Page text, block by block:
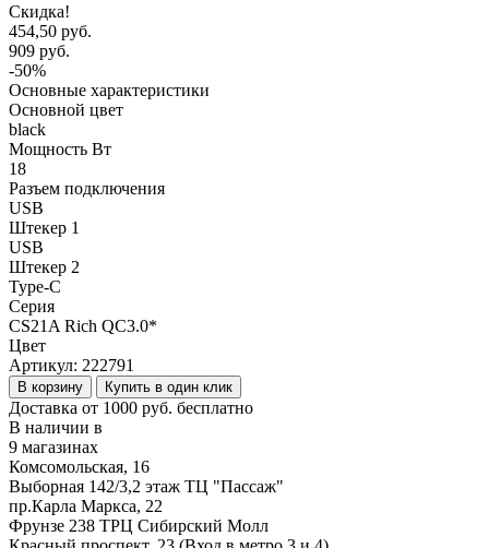
Скидка!
454,50 руб.
909 руб.
-50%
Основные характеристики
Основной цвет
black
Мощность Вт
18
Разъем подключения
USB
Штекер 1
USB
Штекер 2
Type-C
Серия
CS21A Rich QC3.0*
Цвет
Артикул: 222791
В корзину Купить в один клик
Доставка от 1000 руб. бесплатно
В наличии в
9 магазинах
Комсомольская, 16
Выборная 142/3,2 этаж ТЦ "Пассаж"
пр.Карла Маркса, 22
Фрунзе 238 ТРЦ Сибирский Молл